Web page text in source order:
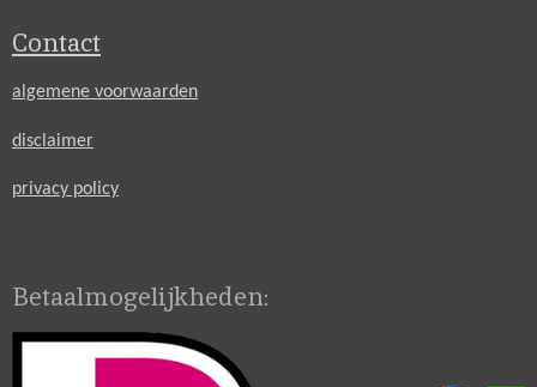
Contact
algemene voorwaarden
disclaimer
privacy policy
Betaalmogelijkheden: